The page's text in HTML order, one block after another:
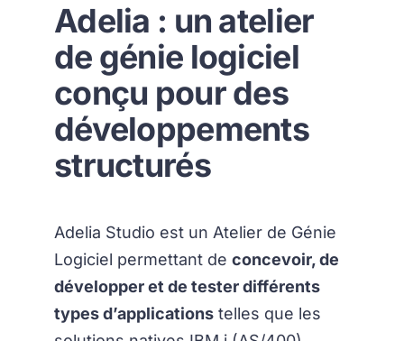
Adelia : un atelier
de génie logiciel
conçu pour des
développements
structurés
Adelia Studio est un Atelier de Génie
Logiciel permettant de concevoir, de
développer et de tester différents
types d’applicationstelles que les